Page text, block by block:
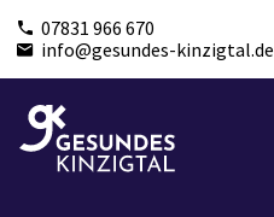
07831 966 670
info@gesundes-kinzigtal.de